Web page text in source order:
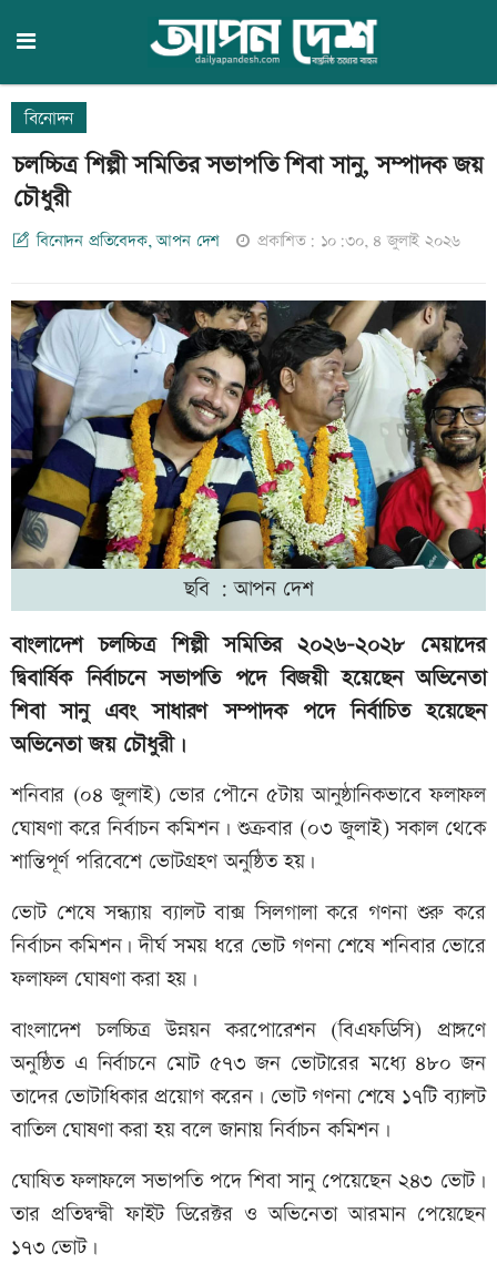
বিনোদন
চলচ্চিত্র শিল্পী সমিতির সভাপতি শিবা সানু, সম্পাদক জয়
চৌধুরী
বিনোদন প্রতিবেদক, আপন দেশ প্রকাশিত: ১০:৩০, ৪ জুলাই ২০২৬
ছবি : আপন দেশ
বাংলাদেশ চলচ্চিত্র শিল্পী সমিতির ২০২৬–২০২৮ মেয়াদের
দ্বিবার্ষিক নির্বাচনে সভাপতি পদে বিজয়ী হয়েছেন অভিনেতা
শিবা সানু এবং সাধারণ সম্পাদক পদে নির্বাচিত হয়েছেন
অভিনেতা জয় চৌধুরী।
শনিবার (০৪ জুলাই) ভোর পৌনে ৫টায় আনুষ্ঠানিকভাবে ফলাফল
ঘোষণা করে নির্বাচন কমিশন। শুক্রবার (০৩ জুলাই) সকাল থেকে
শান্তিপূর্ণ পরিবেশে ভোটগ্রহণ অনুষ্ঠিত হয়।
ভোট শেষে সন্ধ্যায় ব্যালট বাক্স সিলগালা করে গণনা শুরু করে
নির্বাচন কমিশন। দীর্ঘ সময় ধরে ভোট গণনা শেষে শনিবার ভোরে
ফলাফল ঘোষণা করা হয়।
বাংলাদেশ চলচ্চিত্র উন্নয়ন করপোরেশন (বিএফডিসি) প্রাঙ্গণে
অনুষ্ঠিত এ নির্বাচনে মোট ৫৭৩ জন ভোটারের মধ্যে ৪৮০ জন
তাদের ভোটাধিকার প্রয়োগ করেন। ভোট গণনা শেষে ১৭টি ব্যালট
বাতিল ঘোষণা করা হয় বলে জানায় নির্বাচন কমিশন।
ঘোষিত ফলাফলে সভাপতি পদে শিবা সানু পেয়েছেন ২৪৩ ভোট।
তার প্রতিদ্বন্দ্বী ফাইট ডিরেক্টর ও অভিনেতা আরমান পেয়েছেন
১৭৩ ভোট।